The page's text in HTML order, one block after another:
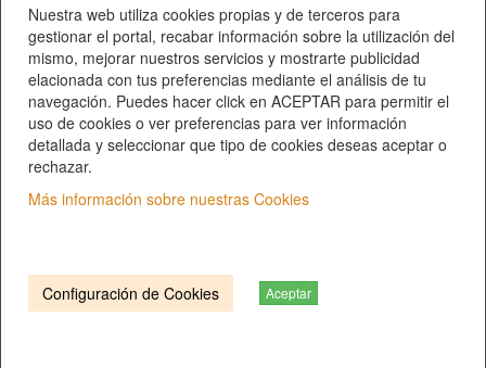
Nuestra web utiliza cookies propias y de terceros para
gestionar el portal, recabar información sobre la utilización del
mismo, mejorar nuestros servicios y mostrarte publicidad
elacionada con tus preferencias mediante el análisis de tu
navegación. Puedes hacer click en ACEPTAR para permitir el
uso de cookies o ver preferencias para ver información
detallada y seleccionar que tipo de cookies deseas aceptar o
rechazar.
Más información sobre nuestras Cookies
Configuración de Cookies Aceptar
Telematel S.L.
Qui som?|Contacte |Privacitat|
T. 972 401 552 |
info@gersal.com